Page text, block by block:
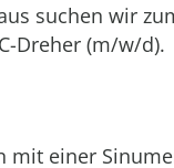
suchen wir
Dreher (m/w/d).
einer